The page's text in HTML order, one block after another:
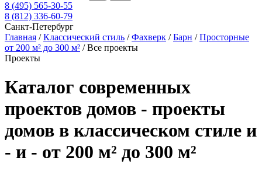
8 (495) 565-30-55
8 (812) 336-60-79
Санкт-Петербург
Главная /Классический стиль /Фахверк /Барн /Просторные
от 200 м² до 300 м² /Все проекты
Проекты
Каталог современных
проектов домов - проекты
домов в классическом стиле и
- и - от 200 м² до 300 м²